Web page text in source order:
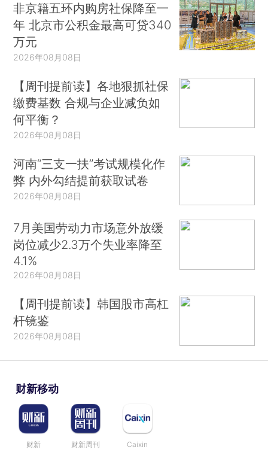
非京籍五环内购房社保降至一
年 北京市公积金最高可贷340
万元
2026年08月08日
【周刊提前读】各地狠抓社保
缴费基数 合规与企业减负如
何平衡？
2026年08月08日
河南“三支一扶”考试规模化作
弊 内外勾结提前获取试卷
2026年08月08日
7月美国劳动力市场意外放缓
岗位减少2.3万个失业率降至
4.1%
2026年08月08日
【周刊提前读】韩国股市高杠
杆镜鉴
2026年08月08日
财新移动
财新 财新周刊 Caixin